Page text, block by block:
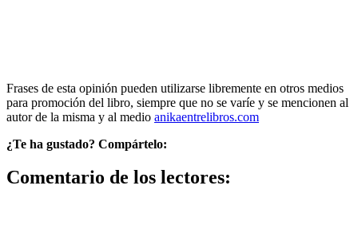
Frases de esta opinión pueden utilizarse libremente en otros medios
para promoción del libro, siempre que no se varíe y se mencionen al
autor de la misma y al medio anikaentrelibros.com
¿Te ha gustado? Compártelo:
Comentario de los lectores: